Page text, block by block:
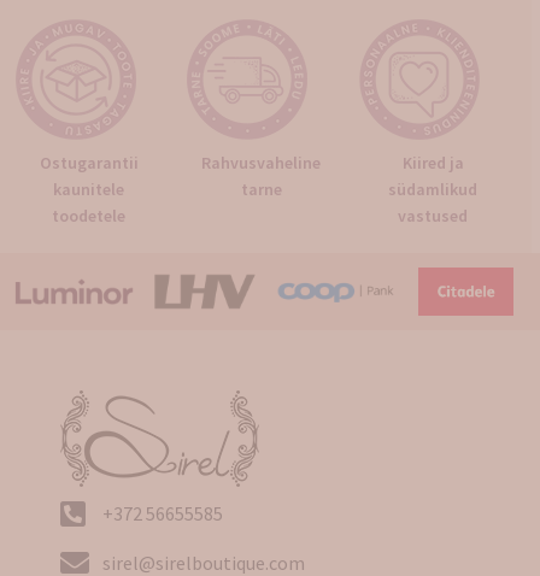
Ostugarantii
kaunitele
toodetele
Rahvusvaheline
tarne
Kiired ja
südamlikud
vastused
+372 56655585
sirel@sirelboutique.com